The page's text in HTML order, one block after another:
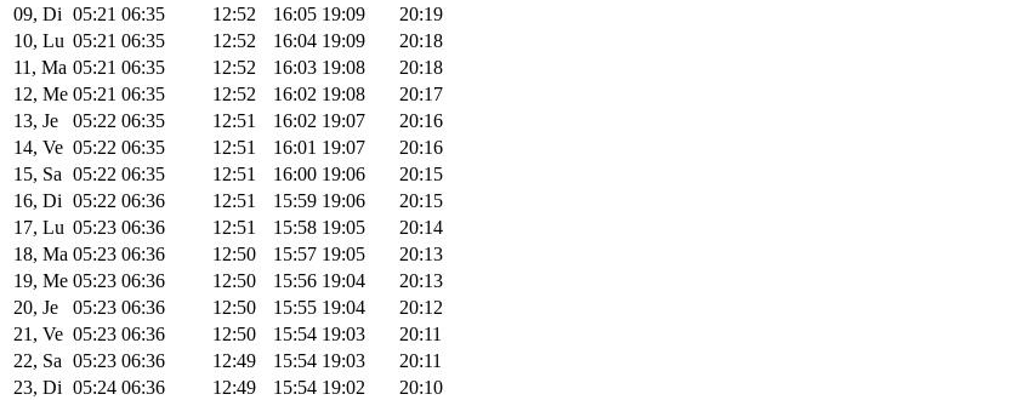
09, Di 05:21 06:35 12:52 16:05 19:09
20:19
10, Lu 05:21 06:35 12:52 16:04 19:09
20:18
11, Ma 05:21 06:35 12:52 16:03 19:08
20:18
12, Me 05:21 06:35 12:52 16:02 19:08
20:17
13, Je
05:22 06:35 12:51 16:02 19:07
20:16
14, Ve 05:22 06:35 12:51 16:01 19:07
20:16
15, Sa 05:22 06:35 12:51 16:00 19:06
20:15
16, Di 05:22 06:36 12:51 15:59 19:06
20:15
17, Lu 05:23 06:36 12:51 15:58 19:05
20:14
18, Ma 05:23 06:36 12:50 15:57 19:05
20:13
19, Me 05:23 06:36 12:50 15:56 19:04
20:13
20, Je
05:23 06:36 12:50 15:55 19:04
20:12
21, Ve 05:23 06:36 12:50 15:54 19:03
20:11
22, Sa 05:23 06:36 12:49 15:54 19:03
20:11
23, Di 05:24 06:36 12:49 15:54 19:02
20:10